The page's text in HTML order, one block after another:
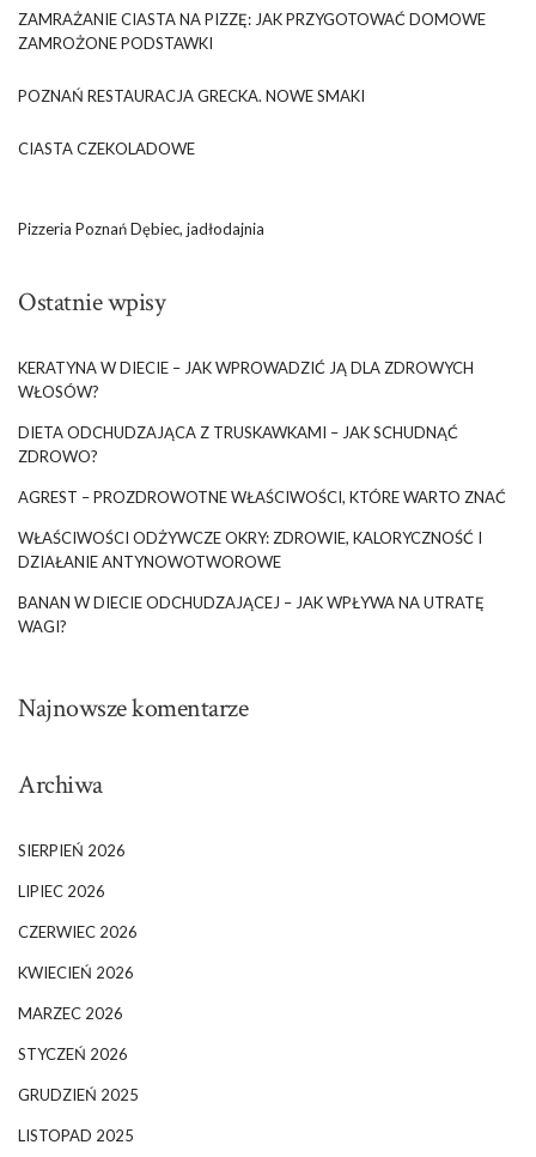
ZAMRAŻANIE CIASTA NA PIZZĘ: JAK PRZYGOTOWAĆ DOMOWE
ZAMROŻONE PODSTAWKI
POZNAŃ RESTAURACJA GRECKA. NOWE SMAKI
CIASTA CZEKOLADOWE
Pizzeria Poznań Dębiec, jadłodajnia
Ostatnie wpisy
KERATYNA W DIECIE – JAK WPROWADZIĆ JĄ DLA ZDROWYCH
WŁOSÓW?
DIETA ODCHUDZAJĄCA Z TRUSKAWKAMI – JAK SCHUDNĄĆ
ZDROWO?
AGREST – PROZDROWOTNE WŁAŚCIWOŚCI, KTÓRE WARTO ZNAĆ
WŁAŚCIWOŚCI ODŻYWCZE OKRY: ZDROWIE, KALORYCZNOŚĆ I
DZIAŁANIE ANTYNOWOTWOROWE
BANAN W DIECIE ODCHUDZAJĄCEJ – JAK WPŁYWA NA UTRATĘ
WAGI?
Najnowsze komentarze
Archiwa
SIERPIEŃ 2026
LIPIEC 2026
CZERWIEC 2026
KWIECIEŃ 2026
MARZEC 2026
STYCZEŃ 2026
GRUDZIEŃ 2025
LISTOPAD 2025